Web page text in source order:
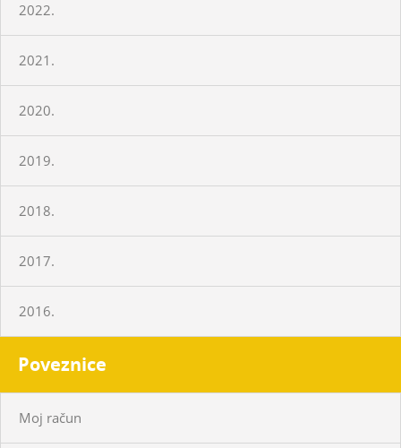
2022.
2021.
2020.
2019.
2018.
2017.
2016.
Poveznice
Moj račun